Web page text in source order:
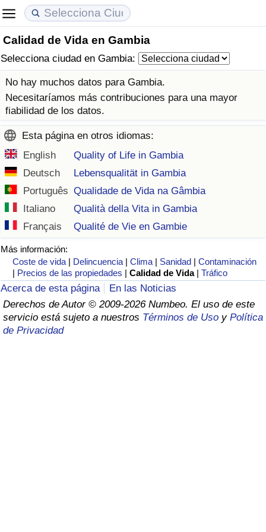
Calidad de Vida en Gambia
Selecciona ciudad en Gambia:
No hay muchos datos para Gambia.
Necesitaríamos más contribuciones para una mayor
fiabilidad de los datos.
Esta página en otros idiomas:
English
Quality of Life in Gambia
Deutsch
Lebensqualität in Gambia
Português Qualidade de Vida na Gâmbia
Italiano
Qualità della Vita in Gambia
Français
Qualité de Vie en Gambie
Más información:
Coste de vida | Delincuencia |Clima | Sanidad |Contaminación
| Precios de las propiedades |Calidad de Vida |Tráfico
Acerca de esta página
En las Noticias
Derechos de Autor © 2009-2026 Numbeo. El uso de este
servicio está sujeto a nuestros Términos de Uso y Política
de Privacidad
Coste de vida
Índice de Costo de Vida
Índice de costo de vida por país
en aqaba
Precios de las propiedades
Índice de Precios de Inmuebles
Índice de Precios de Inmuebles por País
Calidad de Vida
Índice de Calidad de Vida (Actual)
Índice de calidad de vida por país
Delincuencia
Calificación del Índice de Criminalidad
(Actual)
Índice de Criminalidad
Índice de criminalidad por país
Sanidad
Índice de Sanidad (Actual)